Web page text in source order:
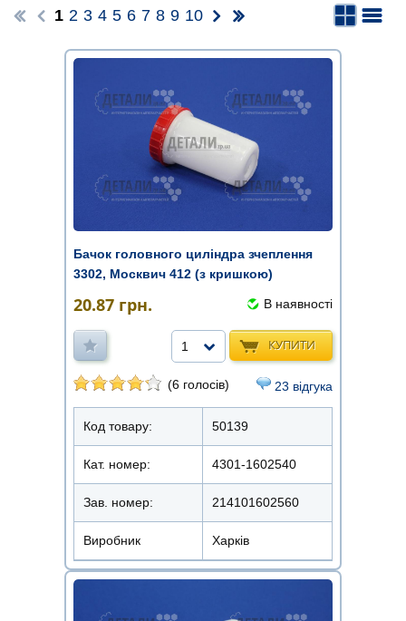
1 2 3 4 5 6 7 8 9 10
Бачок головного циліндра зчеплення
3302, Москвич 412 (з кришкою)
20.87 грн. В наявності
КУПИТИ
1
(6 голосів) 23 відгука
Код товару: 50139
Кат. номер: 4301-1602540
Зав. номер: 214101602560
Виробник Харків